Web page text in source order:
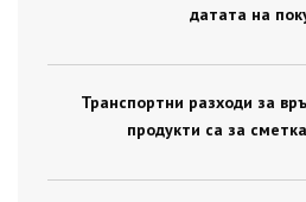
датата на
Транспортни разходи за
продукти са за